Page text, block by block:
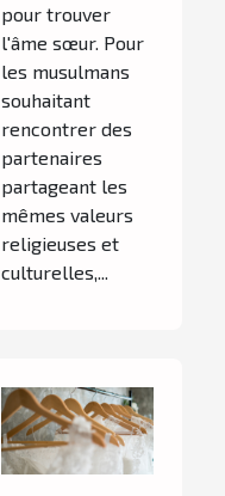
pour trouver
l'âme sœur. Pour
les musulmans
souhaitant
rencontrer des
partenaires
partageant les
mêmes valeurs
religieuses et
culturelles,...